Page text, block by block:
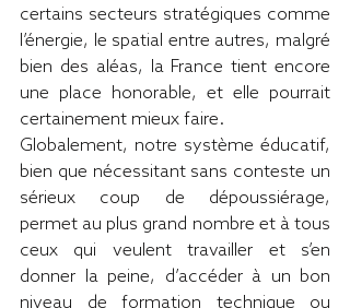
certains secteurs stratégiques comme
l’énergie, le spatial entre autres, malgré
bien des aléas, la France tient encore
une place honorable, et elle pourrait
certainement mieux faire.
Globalement, notre système éducatif,
bien que nécessitant sans conteste un
sérieux coup de dépoussiérage,
permet au plus grand nombre et à tous
ceux qui veulent travailler et s’en
donner la peine, d’accéder à un bon
niveau de formation technique ou